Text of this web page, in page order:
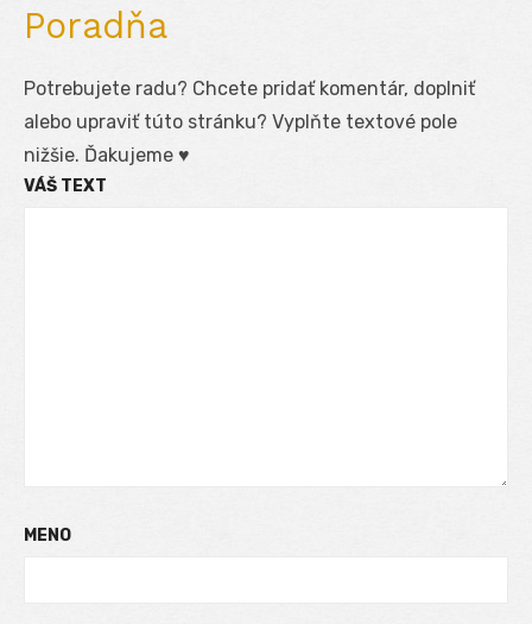
Poradňa
Potrebujete radu? Chcete pridať komentár, doplniť
alebo upraviť túto stránku? Vyplňte textové pole
nižšie. Ďakujeme ♥
VÁŠ TEXT
MENO